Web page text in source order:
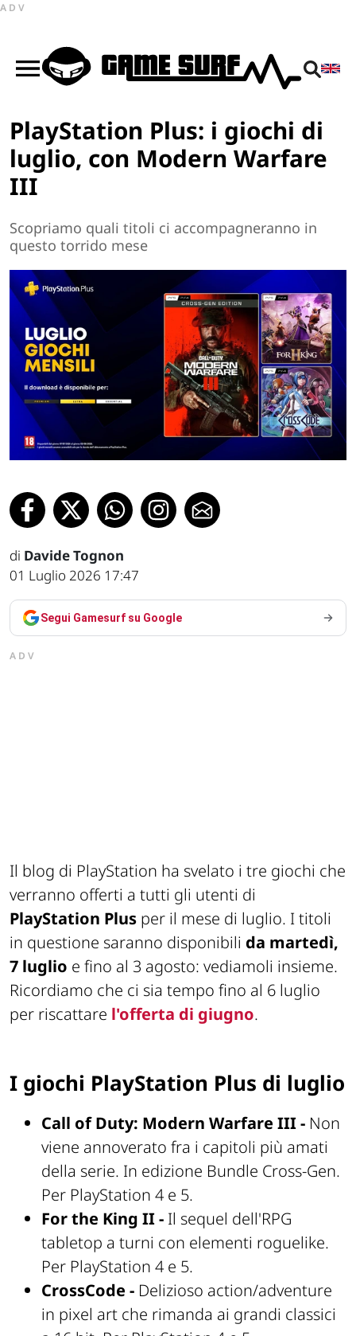
ADV
PlayStation Plus: i giochi di
luglio, con Modern Warfare
III
Scopriamo quali titoli ci accompagneranno in
questo torrido mese
di Davide Tognon
01 Luglio 2026 17:47
Segui Gamesurf su Google
ADV
Il blog di PlayStation ha svelato i tre giochi che
verranno offerti a tutti gli utenti di
PlayStation Plus per il mese di luglio. I titoli
in questione saranno disponibili da martedì,
7 luglio e fino al 3 agosto: vediamoli insieme.
Ricordiamo che ci sia tempo fino al 6 luglio
per riscattare l'offerta di giugno.
I giochi PlayStation Plus di luglio
Call of Duty: Modern Warfare III - Non
viene annoverato fra i capitoli più amati
della serie. In edizione Bundle Cross-Gen.
Per PlayStation 4 e 5.
For the King II - Il sequel dell'RPG
tabletop a turni con elementi roguelike.
Per PlayStation 4 e 5.
CrossCode - Delizioso action/adventure
in pixel art che rimanda ai grandi classici